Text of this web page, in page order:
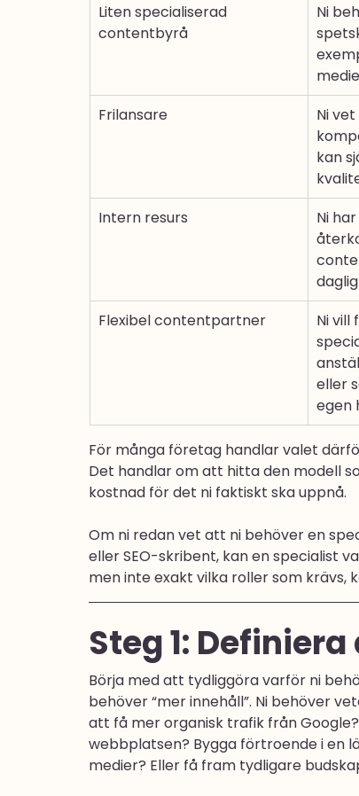
Liten specialiserad
contentbyrå
Ni
Frilansare
Ni
kan
Intern resurs
Ni
Flexibel contentpartner
Ni vill
eller
egen
För många företag handlar valet
Det handlar om att hitta den modell
kostnad för det ni faktiskt ska uppnå.
Om ni redan vet att ni behöver en
eller SEO-skribent, kan en specialist
men inte exakt vilka roller som
Steg 1:
Börja med att tydliggöra varför ni
behöver “mer innehåll”. Ni behöver
att få mer organisk trafik från
webbplatsen? Bygga förtroende i en
medier? Eller få fram tydligare